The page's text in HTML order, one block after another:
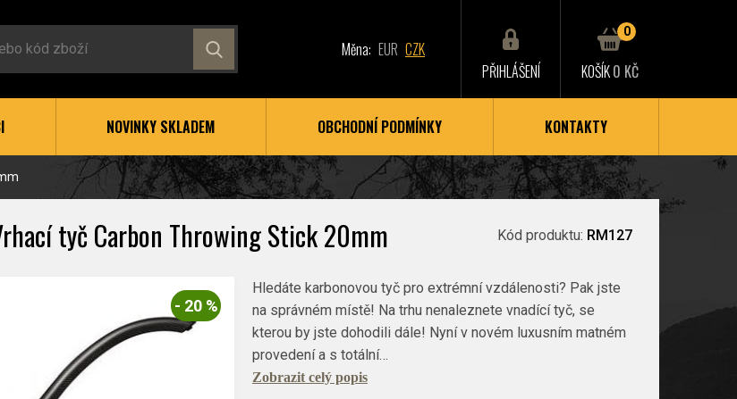
Měna: EUR CZK
PŘIHLÁŠENÍ
0
KOŠÍK0 KČ
NOVINKY SKLADEM OBCHODNÍ PODMÍNKY KONTAKTY
tyč Carbon Throwing Stick 20mm Kód produktu: RM127
- 20 %
Hledáte karbonovou tyč pro extrémní vzdálenosti? Pak jste
na správném místě! Na trhu nenaleznete vnadící tyč, se
kterou by jste dohodili dále! Nyní v novém luxusním matném
provedení a s totální…
Zobrazit celý popis